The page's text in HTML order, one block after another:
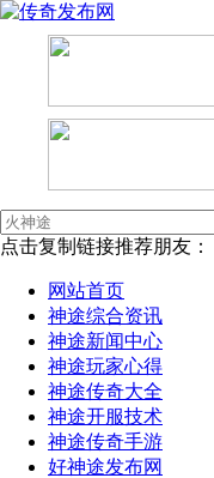
点击复制链接推荐朋友：
网站首页
神途综合资讯
神途新闻中心
神途玩家心得
神途传奇大全
神途开服技术
神途传奇手游
好神途发布网